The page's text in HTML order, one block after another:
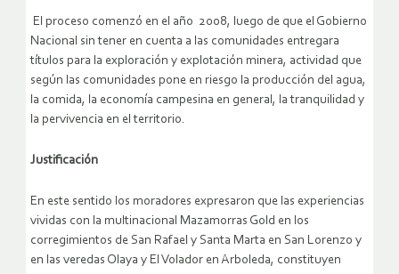
El proceso comenzó en el año 2008, luego de que el Gobierno
Nacional sin tener en cuenta a las comunidades entregara
títulos para la exploración y explotación minera, actividad que
según las comunidades pone en riesgo la producción del agua,
la comida, la economía campesina en general, la tranquilidad y
la pervivencia en el territorio.
Justificación
En este sentido los moradores expresaron que las experiencias
vividas con la multinacional Mazamorras Gold en los
corregimientos de San Rafael y Santa Marta en San Lorenzo y
en las veredas Olaya y El Volador en Arboleda, constituyen